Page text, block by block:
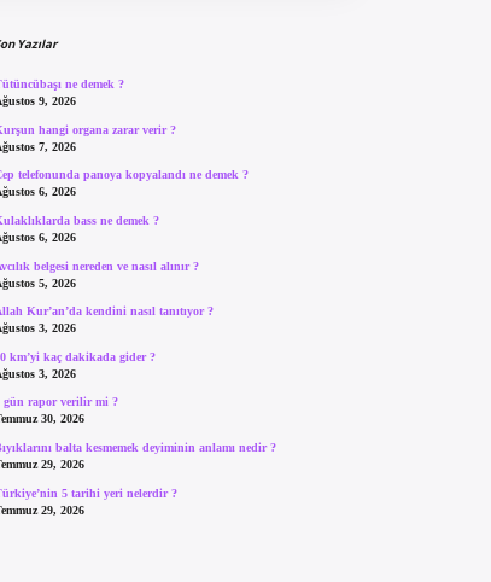
Yazılar
ne demek ?
9, 2026
hangi organa zarar verir ?
7, 2026
telefonunda panoya kopyalandı ne demek ?
6, 2026
bass ne demek ?
6, 2026
belgesi nereden ve nasıl alınır ?
5, 2026
Kur’an’da kendini nasıl tanıtıyor ?
3, 2026
km’yi kaç dakikada gider ?
3, 2026
gün rapor verilir mi ?
30, 2026
balta kesmemek deyiminin anlamı nedir ?
29, 2026
5 tarihi yeri nelerdir ?
29, 2026